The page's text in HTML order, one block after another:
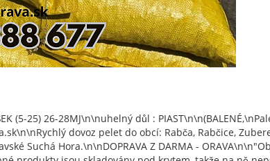
(5-25) 26-28MJ\n\nuhelný důl :
dovoz pelet do obcí: Rabča, Rabčice,
Suchá Hora.\n\nDOPRAVA Z DARMA -